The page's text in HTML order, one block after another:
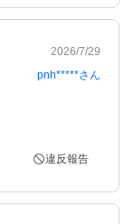
2026/7/29
pnh*****さん
違反報告